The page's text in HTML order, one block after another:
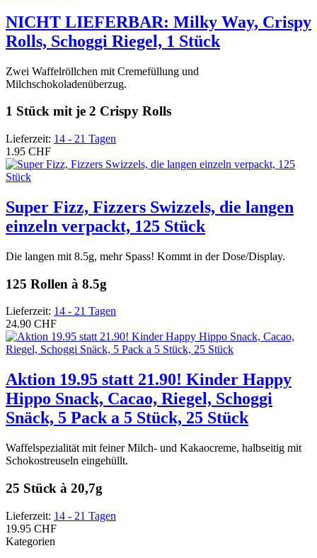
NICHT LIEFERBAR: Milky Way, Crispy
Rolls, Schoggi Riegel, 1 Stück
Zwei Waffelröllchen mit Cremefüllung und
Milchschokoladenüberzug.
1 Stück mit je 2 Crispy Rolls
Lieferzeit: 14 - 21 Tagen
1.95 CHF
Super Fizz, Fizzers Swizzels, die langen
einzeln verpackt, 125 Stück
Die langen mit 8.5g, mehr Spass! Kommt in der Dose/Display.
125 Rollen à 8.5g
Lieferzeit: 14 - 21 Tagen
24.90 CHF
Aktion 19.95 statt 21.90! Kinder Happy
Hippo Snack, Cacao, Riegel, Schoggi
Snäck, 5 Pack a 5 Stück, 25 Stück
Waffelspezialität mit feiner Milch- und Kakaocreme, halbseitig mit
Schokostreuseln eingehüllt.
25 Stück à 20,7g
Lieferzeit: 14 - 21 Tagen
19.95 CHF
Kategorien